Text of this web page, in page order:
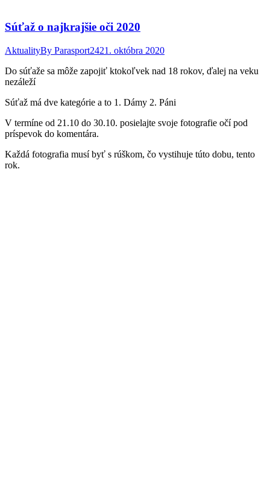
Súťaž o najkrajšie oči 2020
AktualityBy Parasport2421. októbra 2020
Do súťaže sa môže zapojiť ktokoľvek nad 18 rokov, ďalej na veku
nezáleží
Súťaž má dve kategórie a to 1. Dámy 2. Páni
V termíne od 21.10 do 30.10. posielajte svoje fotografie očí pod
príspevok do komentára.
Každá fotografia musí byť s rúškom, čo vystihuje túto dobu, tento
rok.